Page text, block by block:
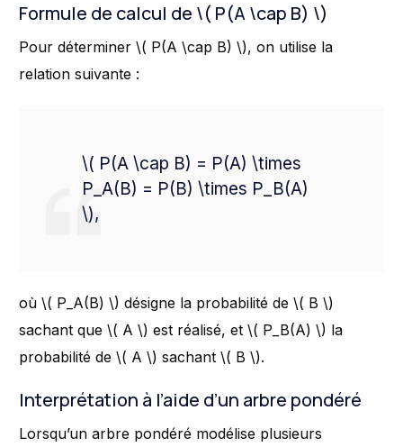
Formule de calcul de \( P(A \cap B) \)
Pour déterminer \( P(A \cap B) \), on utilise la
relation suivante :
\( P(A \cap B) = P(A) \times
P_A(B) = P(B) \times P_B(A)
\),
où \( P_A(B) \) désigne la probabilité de \( B \)
sachant que \( A \) est réalisé, et \( P_B(A) \) la
probabilité de \( A \) sachant \( B \).
Interprétation à l’aide d’un arbre pondéré
Lorsqu’un arbre pondéré modélise plusieurs